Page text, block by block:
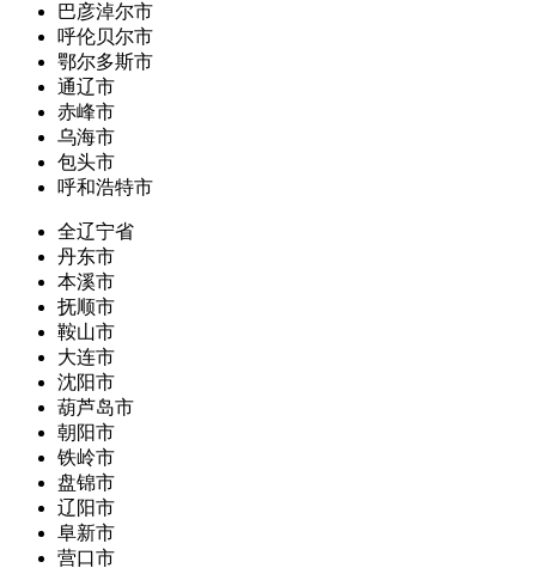
巴彦淖尔市
呼伦贝尔市
鄂尔多斯市
通辽市
赤峰市
乌海市
包头市
呼和浩特市
全辽宁省
丹东市
本溪市
抚顺市
鞍山市
大连市
沈阳市
葫芦岛市
朝阳市
铁岭市
盘锦市
辽阳市
阜新市
营口市